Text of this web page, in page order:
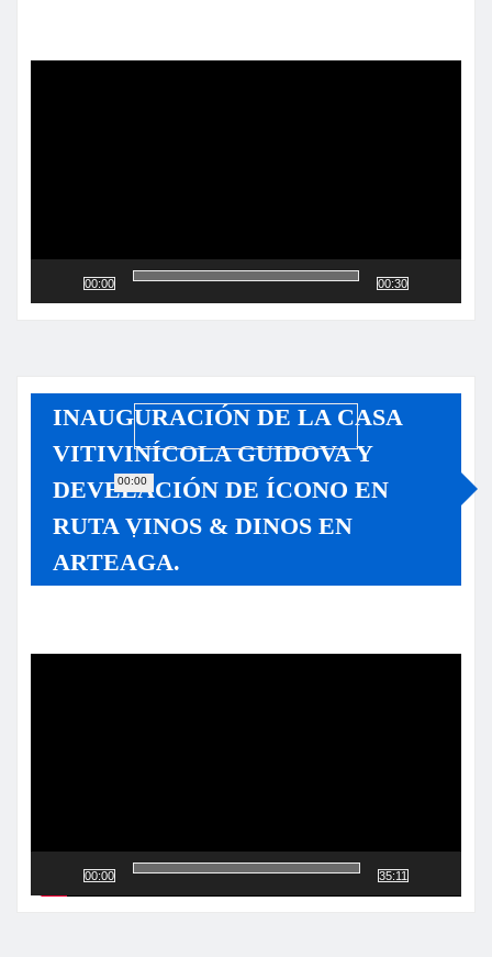
00:00
00:00
00:30
INAUGURACIÓN DE LA CASA
VITIVINÍCOLA GUIDOVA Y
DEVELACIÓN DE ÍCONO EN
RUTA VINOS & DINOS EN
ARTEAGA.
00:00 35:11